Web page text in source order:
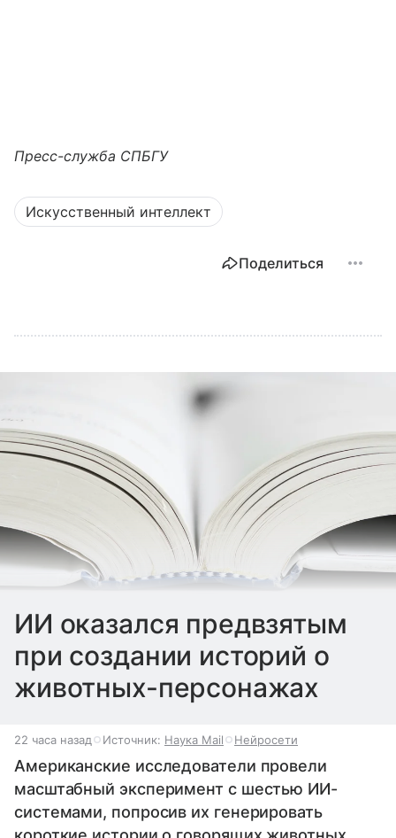
Пресс-служба СПБГУ
Искусственный интеллект
Поделиться
ИИ оказался предвзятым
при создании историй о
животных-персонажах
22 часа назад Источник: Наука Mail Нейросети
Американские исследователи провели
масштабный эксперимент с шестью ИИ-
системами, попросив их генерировать